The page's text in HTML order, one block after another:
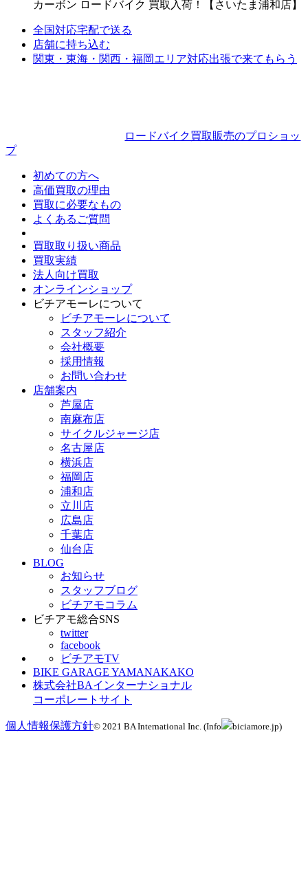
カーボン ロードバイク 買取入荷！【さいたま浦和店】
全国対応宅配で送る
店舗に持ち込む
関東・東海・関西・福岡エリア対応出張で来てもらう
ロードバイク買取販売のプロショッ
プ
初めての方へ
高価買取の理由
買取に必要なもの
よくあるご質問
買取取り扱い商品
買取実績
法人向け買取
オンラインショップ
ビチアモーレについて
ビチアモーレについて
スタッフ紹介
会社概要
採用情報
お問い合わせ
店舗案内
芦屋店
南麻布店
サイクルジャージ店
名古屋店
横浜店
福岡店
浦和店
立川店
広島店
千葉店
仙台店
BLOG
お知らせ
スタッフブログ
ビチアモコラム
ビチアモ総合SNS
twitter
facebook
ビチアモTV
BIKE GARAGE YAMANAKAKO
株式会社BAインターナショナル
コーポレートサイト
個人情報保護方針© 2021 BA International Inc. (Info biciamore.jp)